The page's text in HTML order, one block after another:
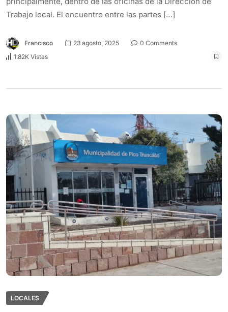
Trabajo local. El encuentro entre las partes […]
Francisco 23 agosto, 2025
0 Comments
1.82K Vistas
LOCALES